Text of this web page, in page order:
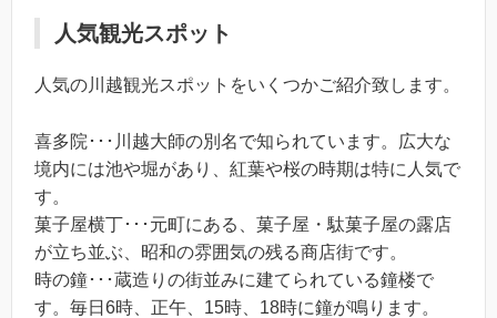
人気観光スポット
人気の川越観光スポットをいくつかご紹介致します。
喜多院･･･川越大師の別名で知られています。広大な
境内には池や堀があり、紅葉や桜の時期は特に人気で
す。
菓子屋横丁･･･元町にある、菓子屋・駄菓子屋の露店
が立ち並ぶ、昭和の雰囲気の残る商店街です。
時の鐘･･･蔵造りの街並みに建てられている鐘楼で
す。毎日6時、正午、15時、18時に鐘が鳴ります。